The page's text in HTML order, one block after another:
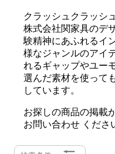
クラッシュクラッシ
株式会社関家具のデ
験精神にあふれるイ
様なジャンルのアイ
れるギャップやユー
選んだ素材を使って
しています。
お探しの商品の掲載
お問い合わせ くださ